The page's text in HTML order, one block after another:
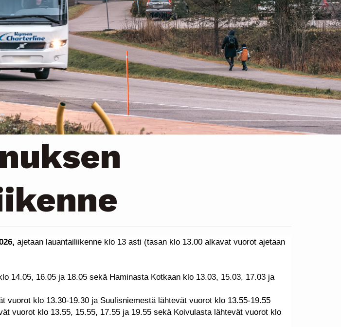
ajetaan lauantailiikenne klo 13 asti (tasan klo 13.00 alkavat vuorot ajetaan
14.05, 16.05 ja 18.05 sekä Haminasta Kotkaan klo 13.03, 15.03, 17.03 ja
vuorot klo 13.30-19.30 ja Suulisniemestä lähtevät vuorot klo 13.55-19.55
vuorot klo 13.55, 15.55, 17.55 ja 19.55 sekä Koivulasta lähtevät vuorot klo